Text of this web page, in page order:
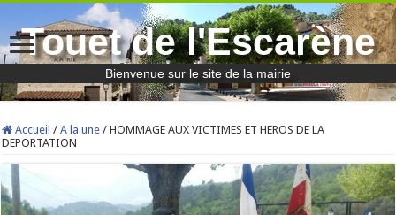
Touet de l'Escarène
Bienvenue sur le site de la mairie
Accueil / A la une / HOMMAGE AUX VICTIMES ET HEROS DE LA
DEPORTATION